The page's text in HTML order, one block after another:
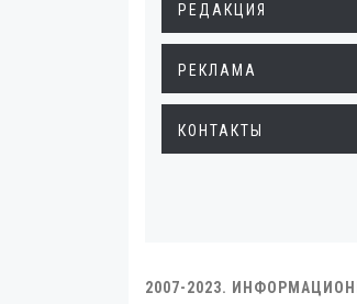
РЕДАКЦИЯ
РЕКЛАМА
КОНТАКТЫ
2007-2023.